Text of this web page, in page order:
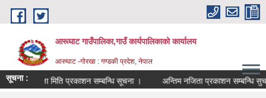
Skip to main content
आरूघाट गाउँपालिका,गाउँ कार्यपालिकाको कार्यालय
आरुघाट -गोरखा : गण्डकी प्रदेश, नेपाल
सूचना :
परीक्षा मिति प्रकाशन सम्बन्धि सूचना । अन्तिम नजिता प्रकाशन सम्बन्धि सुचना !!